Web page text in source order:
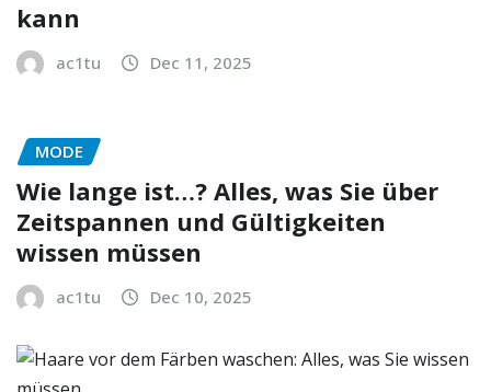
kann
ac1tu Dec 11, 2025
MODE
Wie lange ist…? Alles, was Sie über
Zeitspannen und Gültigkeiten
wissen müssen
ac1tu Dec 10, 2025